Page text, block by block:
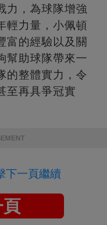
力，為球隊增強
輕力量，小佩頓
富的經驗以及關
幫助球隊帶來一
的整體實力，令
至再具爭冠實
下一頁繼續